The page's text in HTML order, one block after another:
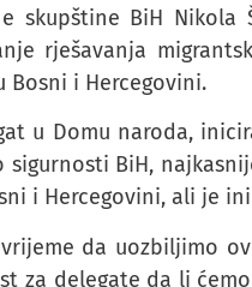
skupštine BiH
rješavanja
i Hercegovini.
u Domu naroda,
BiH,
i Hercegovini, ali je
da uozbiljimo
za delegate da li